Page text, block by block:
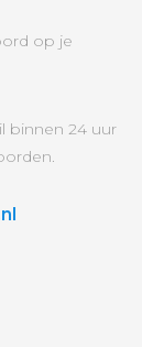
op je
binnen 24 uur